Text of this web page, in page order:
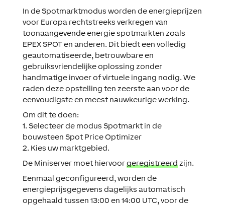
In de Spotmarktmodus worden de energieprijzen
voor Europa rechtstreeks verkregen van
toonaangevende energie spotmarkten zoals
EPEX SPOT en anderen. Dit biedt een volledig
geautomatiseerde, betrouwbare en
gebruiksvriendelijke oplossing zonder
handmatige invoer of virtuele ingang nodig. We
raden deze opstelling ten zeerste aan voor de
eenvoudigste en meest nauwkeurige werking.
Om dit te doen:
1. Selecteer de modus Spotmarkt in de
bouwsteen Spot Price Optimizer
2. Kies uw marktgebied.
De Miniserver moet hiervoorgeregistreerdzijn.
Eenmaal geconfigureerd, worden de
energieprijsgegevens dagelijks automatisch
opgehaald tussen 13:00 en 14:00 UTC, voor de